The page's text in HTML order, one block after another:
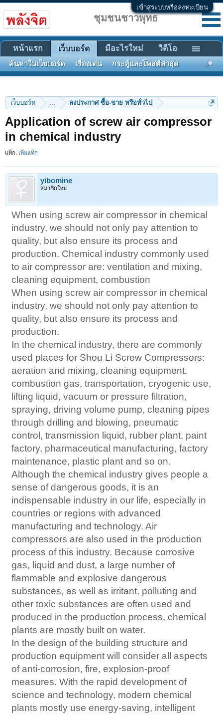
เข้าสู่ระบบหรือลงทะเบียน
เว็บบอร์ด ... ลงประกาศ ซื้อ-ขาย หรือทั่วไป
Application of screw air compressor
in chemical industry
แท็ก: เพิ่มแท็ก
yibomine
สมาชิกใหม่
When using screw air compressor in chemical
industry, we should not only pay attention to
quality, but also ensure its process and
production. Chemical industry commonly used
to air compressor are: ventilation and mixing,
cleaning equipment, combustion
When using screw air compressor in chemical
industry, we should not only pay attention to
quality, but also ensure its process and
production.
In the chemical industry, there are commonly
used places for Shou Li Screw Compressors:
aeration and mixing, cleaning equipment,
combustion gas, transportation, cryogenic use,
lifting liquid, vacuum or pressure filtration,
spraying, driving volume pump, cleaning pipes
through drilling and blowing, pneumatic
control, transmission liquid, rubber plant, paint
factory, pharmaceutical manufacturing, factory
maintenance, plastic plant and so on.
Although the chemical industry gives people a
sense of dangerous goods, it is an
indispensable industry in our life, especially in
countries or regions with advanced
manufacturing and technology. Air
compressors are also used in the production
process of this industry. Because corrosive
gas, liquid and dust, a large number of
flammable and explosive dangerous
substances, as well as irritant, polluting and
other toxic substances are often used and
produced in the production process, chemical
plants are mostly built on water.
In the design of the building structure and
production equipment will consider all aspects
of anti-corrosion, fire, explosion-proof
measures. With the rapid development of
science and technology, modern chemical
plants mostly use energy-saving, intelligent
ชุมชนชาวพุทธ
หน้าแรก เว็บบอร์ด
ค้นหาในเว็บบอร์ด เรื่องเด่น กระทู้และโพสต์ล่าสุด
มีอะไรใหม่ วิดีโอ